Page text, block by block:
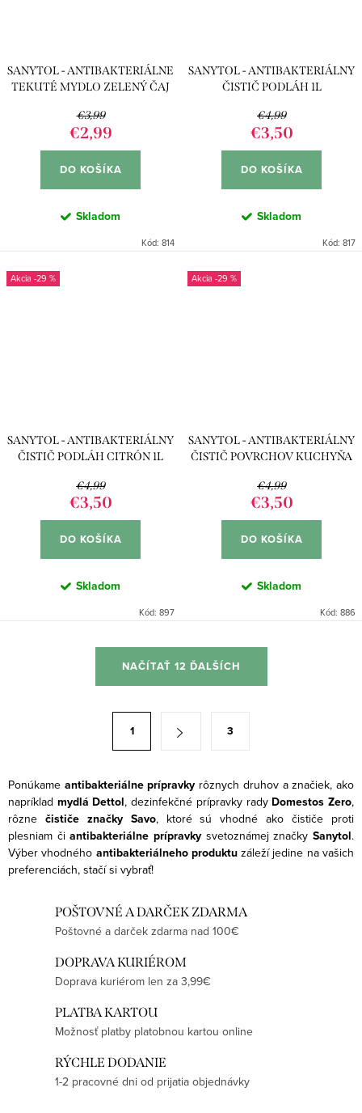
SANYTOL - ANTIBAKTERIÁLNE
TEKUTÉ MYDLO ZELENÝ ČAJ
€3,99
€2,99
DO KOŠÍKA
Skladom
Kód: 814
SANYTOL - ANTIBAKTERIÁLNY
ČISTIČ PODLÁH 1L
€4,99
€3,50
DO KOŠÍKA
Skladom
Kód: 817
-29 %
SANYTOL - ANTIBAKTERIÁLNY
ČISTIČ PODLÁH CITRÓN 1L
€4,99
€3,50
DO KOŠÍKA
Skladom
Kód: 897
-29 %
SANYTOL - ANTIBAKTERIÁLNY
ČISTIČ POVRCHOV KUCHYŇA
€4,99
€3,50
DO KOŠÍKA
Skladom
Kód: 886
c
i
e
p
r
NAČÍTAŤ 12 ĎALŠÍCH
á
n
k
o
v
1 3
Ponúkame antibakteriálne prípravky rôznych druhov a značiek, ako
napríklad mydlá Dettol, dezinfekčné prípravky rady Domestos Zero,
rôzne čističe značky Savo, ktoré sú vhodné akočističe proti
plesniam čiantibakteriálne prípravky svetoznámej značkySanytol.
Výber vhodného antibakteriálneho produktuzáleží jedine na vašich
preferenciách, stačí si vybrať!
POŠTOVNÉ A DARČEK ZDARMA
Poštovné a darček zdarma nad 100€
DOPRAVA KURIÉROM
Doprava kuriérom len za 3,99€
PLATBA KARTOU
Možnosť platby platobnou kartou online
RÝCHLE DODANIE
1-2 pracovné dni od prijatia objednávky